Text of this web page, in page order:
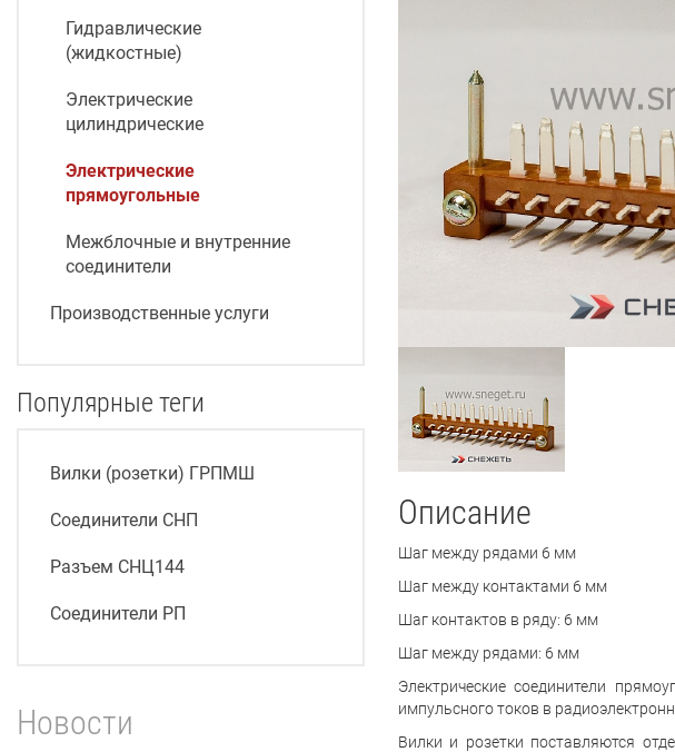
Гидравлические
(жидкостные)
Электрические
цилиндрические
Электрические
прямоугольные
Межблочные и внутренние
соединители
Производственные услуги
Популярные теги
Вилки (розетки) ГРПМШ
Соединители СНП
Разъем СНЦ144
Соединители РП
Новости
Описание
Шаг между рядами 6 мм
Шаг между контактами 6 мм
Шаг контактов в ряду: 6 мм
Шаг между рядами: 6 мм
Электрические соединители
импульсного токов в
Вилки и розетки поставляются